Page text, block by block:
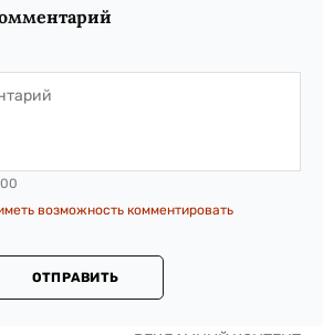
возможность комментировать
ОТПРАВИТЬ